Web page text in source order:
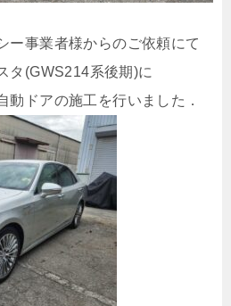
ー事業者様からのご依頼にて
タ(GWS214系後期)に
動ドアの施工を行いました．